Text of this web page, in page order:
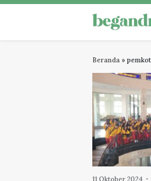
Skip
Begandring
Menjaga
Beranda »
11 Oktober 2024